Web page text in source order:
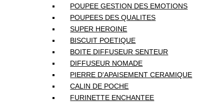
POUPEE GESTION DES EMOTIONS
POUPEES DES QUALITES
SUPER HEROINE
BISCUIT POETIQUE
BOITE DIFFUSEUR SENTEUR
DIFFUSEUR NOMADE
PIERRE D'APAISEMENT CERAMIQUE
CALIN DE POCHE
FURINETTE ENCHANTEE